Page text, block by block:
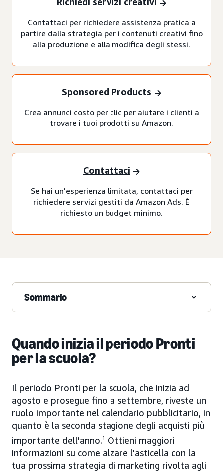
Contattaci per richiedere assistenza pratica a
partire dalla strategia per i contenuti creativi fino
alla produzione e alla modifica degli stessi.
Sponsored Products
Crea annunci costo per clic per aiutare i clienti a
trovare i tuoi prodotti su Amazon.
Contattaci
Se hai un'esperienza limitata, contattaci per
richiedere servizi gestiti da Amazon Ads. È
richiesto un budget minimo.
Sommario
Quando inizia il periodo Pronti
per la scuola?
Il periodo Pronti per la scuola, che inizia ad
agosto e prosegue fino a settembre, riveste un
ruolo importante nel calendario pubblicitario, in
quanto è la seconda stagione degli acquisti più
importante dell'anno.1
Ottieni maggiori
informazioni su come alzare l'asticella con la
tua prossima strategia di marketing rivolta agli